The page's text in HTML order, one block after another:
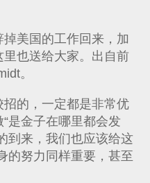
美国的工作回来，加
也送给大家。出自前
。
的，一定都是非常优
是金子在哪里都会发
到来，我们也应该给这
的努力同样重要，甚至